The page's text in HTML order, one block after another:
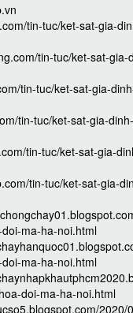
tin-tuc/ket-sat-gia-
tin-tuc/ket-sat-
tin-tuc/ket-sat-gia-
tin-tuc/ket-sat-gia-
tin-tuc/ket-sat-gia-
tin-tuc/ket-sat-gia-
ma-ha-noi.html
ma-ha-noi.html
doi-ma-ha-noi.html
2020/